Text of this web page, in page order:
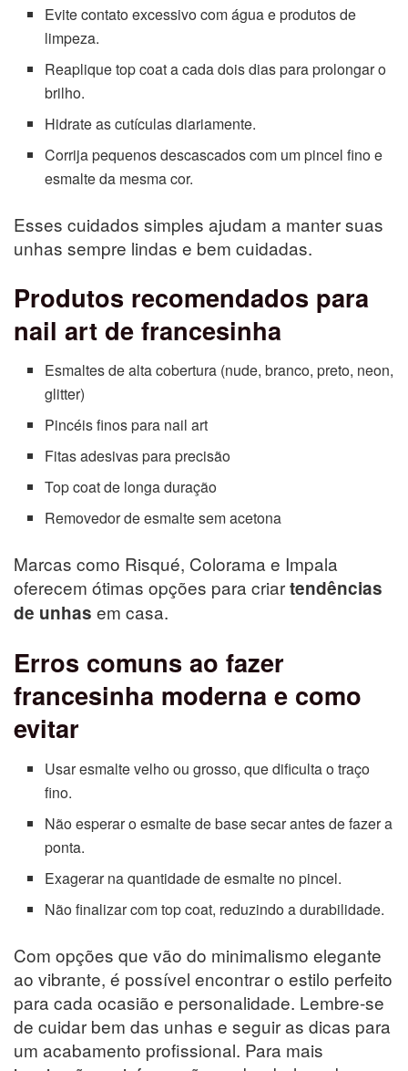
Evite contato excessivo com água e produtos de
limpeza.
Reaplique top coat a cada dois dias para prolongar o
brilho.
Hidrate as cutículas diariamente.
Corrija pequenos descascados com um pincel fino e
esmalte da mesma cor.
Esses cuidados simples ajudam a manter suas
unhas sempre lindas e bem cuidadas.
Produtos recomendados para
nail art de francesinha
Esmaltes de alta cobertura (nude, branco, preto, neon,
glitter)
Pincéis finos para nail art
Fitas adesivas para precisão
Top coat de longa duração
Removedor de esmalte sem acetona
Marcas como Risqué, Colorama e Impala
oferecem ótimas opções para criartendências
de unhas em casa.
Erros comuns ao fazer
francesinha moderna e como
evitar
Usar esmalte velho ou grosso, que dificulta o traço
fino.
Não esperar o esmalte de base secar antes de fazer a
ponta.
Exagerar na quantidade de esmalte no pincel.
Não finalizar com top coat, reduzindo a durabilidade.
Com opções que vão do minimalismo elegante
ao vibrante, é possível encontrar o estilo perfeito
para cada ocasião e personalidade. Lembre-se
de cuidar bem das unhas e seguir as dicas para
um acabamento profissional. Para mais